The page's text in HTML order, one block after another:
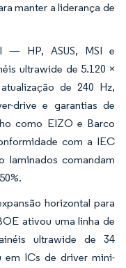
manter a liderança de
— HP, ASUS, MSI e
ultrawide de 5.120 ×
de 240 Hz,
drive e garantias de
como EIZO e Barco
com a IEC
laminados comandam
horizontal para
ativou uma linha de
ultrawide de 34
em ICs de driver mini-